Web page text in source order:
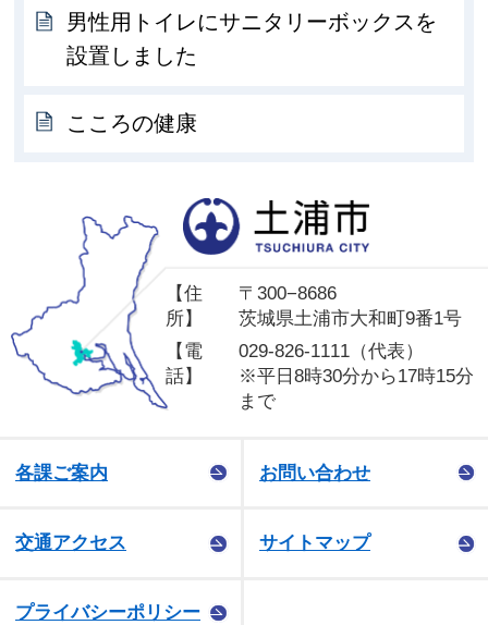
男性用トイレにサニタリーボックスを
設置しました
こころの健康
【住
所】
〒300−8686
茨城県土浦市大和町9番1号
【電
話】
029-826-1111（代表）
※平日8時30分から17時15分
まで
各課ご案内 お問い合わせ
交通アクセス サイトマップ
プライバシーポリシー